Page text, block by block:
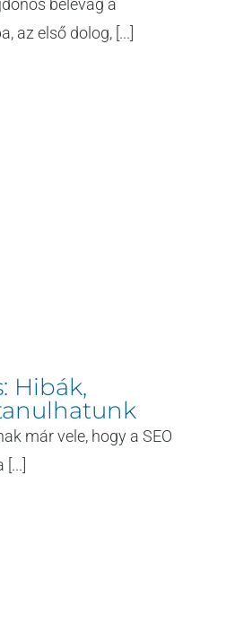
belevág a
az első dolog, [...]
Hibák,
már vele, hogy a SEO